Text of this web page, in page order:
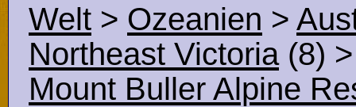
Welt > Ozeanien >
Northeast Victoria(8) >
Mount Buller Alpine